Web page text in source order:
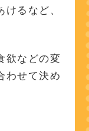
るなど、
欲などの変
わせて決め